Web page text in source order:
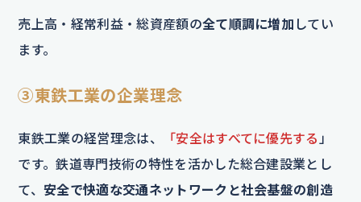
売上高・経常利益・総資産額の全て順調に増加 してい
ます。
③東鉄工業の企業理念
東鉄工業の経営理念は、 「安全はすべてに優先する 」
です。鉄道専門技術の特性を活かした総合建設業とし
て、安全で快適な交通ネットワークと社会基盤の創造